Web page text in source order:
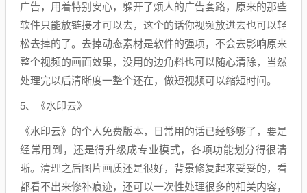
广告，用着特别安心，躲开了烦人的广告套路，原来的那些
软件只能放链接才可以去，这个的话你视频放进去也可以轻
松去掉的了。去掉动态素材是软件的强项，不会去影响原来
整个视频的画面效果，没用的边角料也可以随心清除，当然
处理完以后清晰度一整个还在，做短视频可以缩短时间。
5、《水印云》
《水印云》的个人免费版本，日常用的话已经够够了，要是
经常用到，还是得升级成专业模式，各项功能划分得很清
晰。清理之后图片画质还是很好，背景修复起来妥妥的，看
都看不出来修补痕迹，还可以一次性处理很多的相关内容，